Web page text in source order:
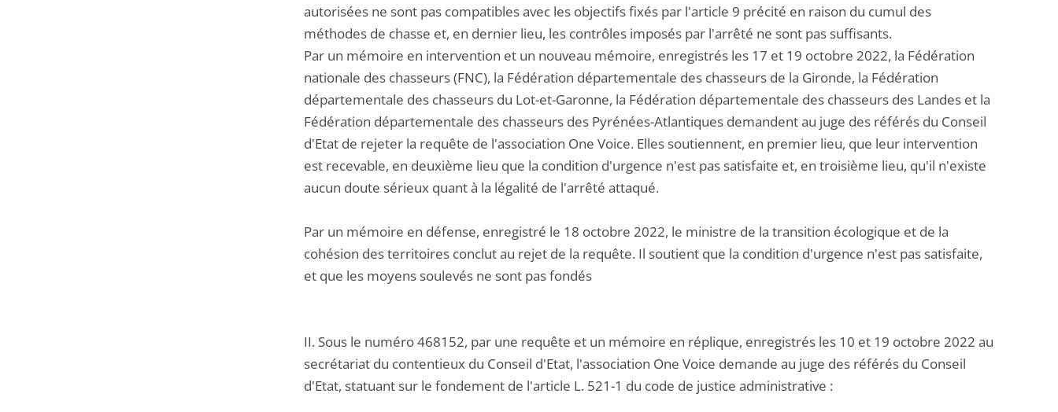
autorisées ne sont pas compatibles avec les objectifs fixés par l'article 9 précité en raison du cumul des
méthodes de chasse et, en dernier lieu, les contrôles imposés par l'arrêté ne sont pas suffisants.
Par un mémoire en intervention et un nouveau mémoire, enregistrés les 17 et 19 octobre 2022, la Fédération
nationale des chasseurs (FNC), la Fédération départementale des chasseurs de la Gironde, la Fédération
départementale des chasseurs du Lot-et-Garonne, la Fédération départementale des chasseurs des Landes et la
Fédération départementale des chasseurs des Pyrénées-Atlantiques demandent au juge des référés du Conseil
d'Etat de rejeter la requête de l'association One Voice. Elles soutiennent, en premier lieu, que leur intervention
est recevable, en deuxième lieu que la condition d'urgence n'est pas satisfaite et, en troisième lieu, qu'il n'existe
aucun doute sérieux quant à la légalité de l'arrêté attaqué.
Par un mémoire en défense, enregistré le 18 octobre 2022, le ministre de la transition écologique et de la
cohésion des territoires conclut au rejet de la requête. Il soutient que la condition d'urgence n'est pas satisfaite,
et que les moyens soulevés ne sont pas fondés
II. Sous le numéro 468152, par une requête et un mémoire en réplique, enregistrés les 10 et 19 octobre 2022 au
secrétariat du contentieux du Conseil d'Etat, l'association One Voice demande au juge des référés du Conseil
d'Etat, statuant sur le fondement de l'article L. 521-1 du code de justice administrative :